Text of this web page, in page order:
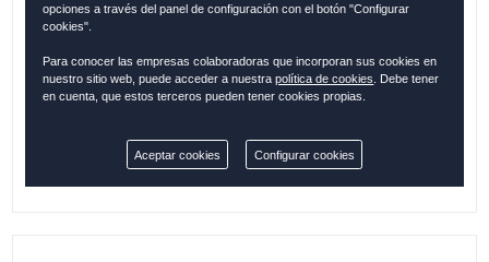
Referencia: ESP12381
Colección: ESPAÑA
opciones a través del panel de configuración con el botón "Configurar
cookies".
Para conocer las empresas colaboradoras que incorporan sus cookies en
nuestro sitio web, puede acceder a nuestrapolítica de cookies
. Debe tener
en cuenta, que estos terceros pueden tener cookies propias.
Aceptar cookies Configurar cookies